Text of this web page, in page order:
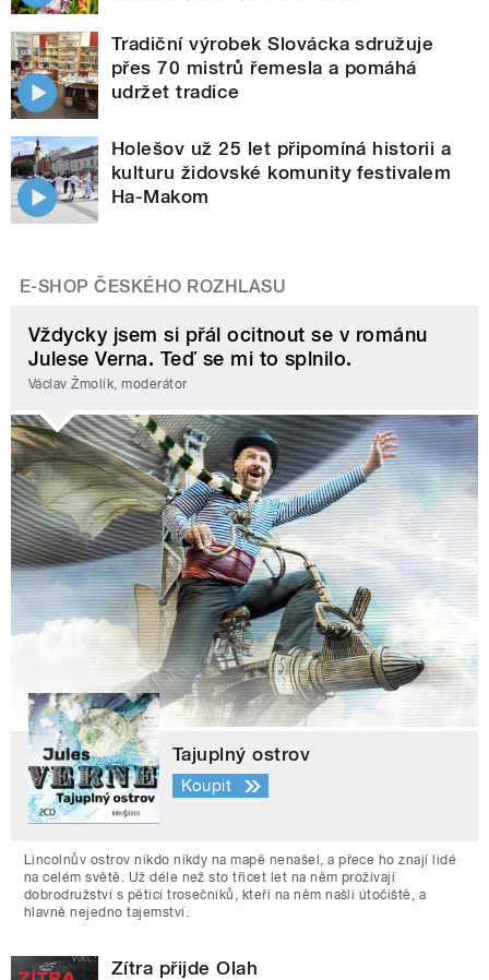
Tradiční výrobek Slovácka sdružuje
přes 70 mistrů řemesla a pomáhá
udržet tradice
Holešov už 25 let připomíná historii a
kulturu židovské komunity festivalem
Ha-Makom
E-SHOP ČESKÉHO ROZHLASU
Vždycky jsem si přál ocitnout se v románu
Julese Verna. Teď se mi to splnilo.
Václav Žmolík, moderátor
Tajuplný ostrov
Koupit
Lincolnův ostrov nikdo nikdy na mapě nenašel, a přece ho znají lidé
na celém světě. Už déle než sto třicet let na něm prožívají
dobrodružství s pěticí trosečníků, kteří na něm našli útočiště, a
hlavně nejedno tajemství.
Zítra přijde Olah